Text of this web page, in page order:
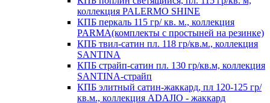
коллекция PALERMO SHINE
КПБ перкаль 115 гр/ кв. м., коллекция
PARMA(комплекты с простыней на резинке)
КПБ твил-сатин пл. 118 гр/кв.м., коллекция
SANTINA
КПБ страйп-сатин пл. 130 гр/кв.м, коллекция
SANTINA-страйп
КПБ элитный сатин-жаккард, пл 120-125 гр/
кв.м., коллекция ADAJIO - жаккард